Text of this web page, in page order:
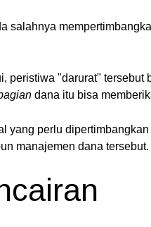
salahnya
peristiwa "darurat"
dana itu bisa
yang perlu
manajemen dana